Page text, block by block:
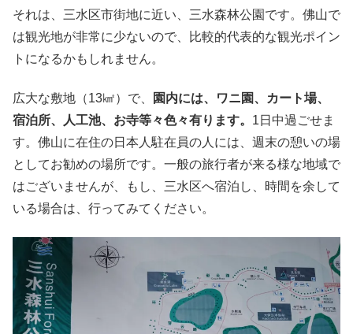
それは、三水区市街地に近い、三水森林公園です。佛山で
は観光地が非常に少ないので、比較的代表的な観光ポイン
トになるかもしれません。
広大な敷地（13㎢）で、
園内には、ワニ園、カート場、
宿泊所、人工池、お寺等々色々有ります。 1日中過ごせま
す。佛山に在住の日本人駐在員の人には、週末の憩いの場
としてお勧めの場所です。一般の旅行者が来る様な地域で
はございませんが、もし、三水区へ宿泊し、時間を余して
いる場合は、行ってみてください。